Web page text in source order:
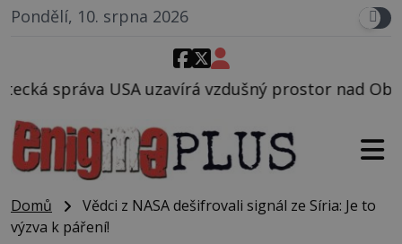
Pondělí, 10. srpna 2026
vzdušný prostor nad Oblastí 51, mohlo to
Domů
Vědci z NASA dešifrovali signál ze Síria: Je to
výzva k páření!